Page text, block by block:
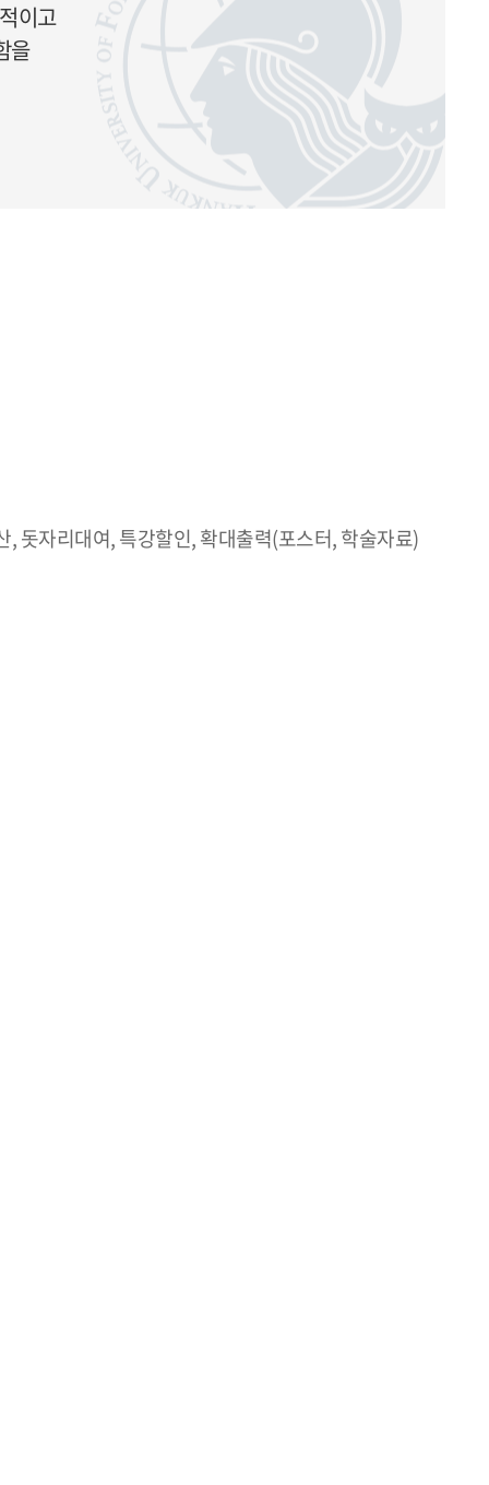
이고
을
돗자리대여, 특강할인, 확대출력(포스터, 학술자료)